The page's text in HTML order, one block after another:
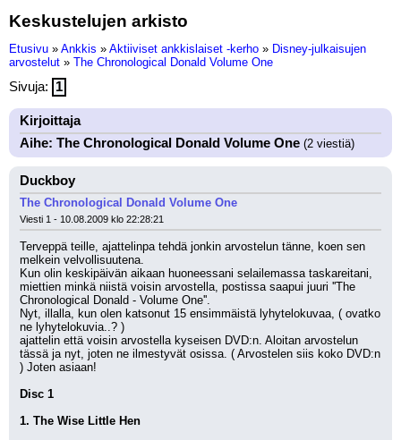
Keskustelujen arkisto
Etusivu » Ankkis » Aktiiviset ankkislaiset -kerho » Disney-julkaisujen
arvostelut » The Chronological Donald Volume One
Sivuja: 1
Kirjoittaja
Aihe: The Chronological Donald Volume One (2 viestiä)
Duckboy
The Chronological Donald Volume One
Viesti 1 - 10.08.2009 klo 22:28:21
Terveppä teille, ajattelinpa tehdä jonkin arvostelun tänne, koen sen
melkein velvollisuutena.
Kun olin keskipäivän aikaan huoneessani selailemassa taskareitani,
miettien minkä niistä voisin arvostella, postissa saapui juuri ''The
Chronological Donald - Volume One''.
Nyt, illalla, kun olen katsonut 15 ensimmäistä lyhytelokuvaa, ( ovatko
ne lyhytelokuvia..? )
ajattelin että voisin arvostella kyseisen DVD:n. Aloitan arvostelun
tässä ja nyt, joten ne ilmestyvät osissa. ( Arvostelen siis koko DVD:n
) Joten asiaan!
Disc 1
1. The Wise Little Hen